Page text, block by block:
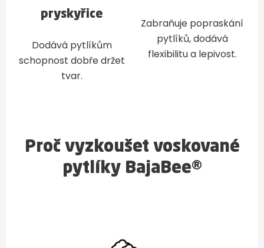
pryskyřice
Dodává pytlíkům
schopnost dobře držet
tvar.
Zabraňuje popraskání
pytlíků, dodává
flexibilitu a lepivost.
Proč vyzkoušet voskované
pytlíky BajaBee®